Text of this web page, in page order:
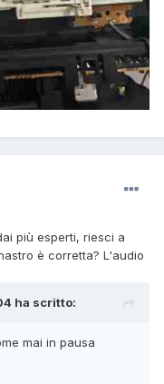
più esperti, riesci a
è corretta? L'audio
ha scritto:
mai in pausa